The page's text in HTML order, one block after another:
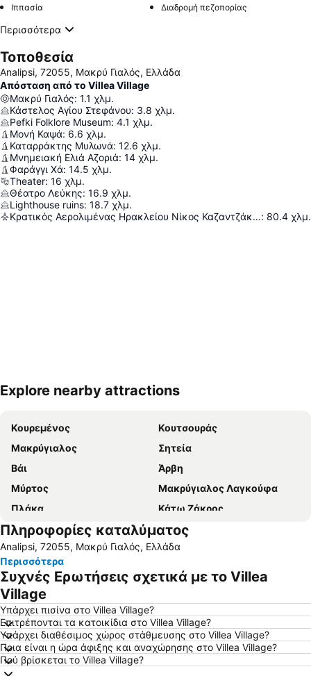
Ιππασία Διαδρομή πεζοπορίας
Περισσότερα
Τοποθεσία
Analipsi, 72055, Μακρύ Γιαλός, Ελλάδα
Απόσταση από το Villea Village
Μακρύ Γιαλός: 1.1 χλμ.
Κάστελος Αγίου Στεφάνου: 3.8 χλμ.
Pefki Folklore Museum: 4.1 χλμ.
Μονή Καψά: 6.6 χλμ.
Καταρράκτης Μυλωνά: 12.6 χλμ.
Μνημειακή Ελιά Αζοριά: 14 χλμ.
Φαράγγι Χά: 14.5 χλμ.
Theater: 16 χλμ.
Θέατρο Λεύκης: 16.9 χλμ.
Lighthouse ruins: 18.7 χλμ.
Κρατικός Αερολιμένας Ηρακλείου Νίκος Καζαντζάκης: 80.4 χλμ.
Ανάπτυξη χάρτη
Explore nearby attractions
Κουρεμένος
Κουτσουράς
Μακρύγιαλος
Σητεία
Βάι
Άρβη
Μύρτος
Μακρύγιαλος Λαγκούφα
Πλάκα
Κάτω Ζάκρος
Χιόνα
Λιμένας Σητείας
Άγιος Νικόλαος
Βούλισμα
Πηλός
Βούλισμα
Αμμούδι
Ερημούπολη - Ίτανος
Δημοτική Πλαζ Ελούντας
Κουτσουνάρι - Άγιος Ιωάννης
Λίμνη Βουλισμένη
Αερολιμένας Σητείας
Σχίσμα
Γούδουρας
Πληροφορίες καταλύματος
Analipsi, 72055, Μακρύ Γιαλός, Ελλάδα
Περισσότερα
Συχνές Ερωτήσεις σχετικά με το Villea
Village
Υπάρχει πισίνα στο Villea Village?
Επιτρέπονται τα κατοικίδια στο Villea Village?
Υπάρχει διαθέσιμος χώρος στάθμευσης στο Villea Village?
Ποια είναι η ώρα άφιξης και αναχώρησης στο Villea Village?
Πού βρίσκεται το Villea Village?